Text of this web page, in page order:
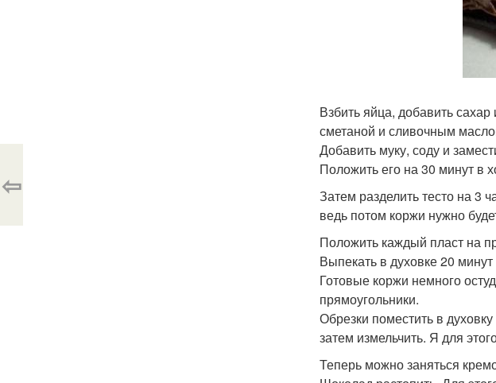
Взбить яйца, добавить
сметаной и сливочным
Добавить муку, соду и
Положить его на 30 минут в
Затем разделить тесто на 3
ведь потом коржи нужно
Положить каждый пласт на
Выпекать в духовке 20
Готовые коржи немного
прямоугольники.
Обрезки поместить в
затем измельчить. Я для
Теперь можно заняться
⇦